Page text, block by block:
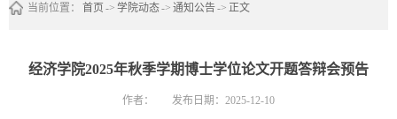
当前位置： 首页 -> 学院动态-> 通知公告-> 正文
经济学院2025年秋季学期博士学位论文开题答辩会预告
作者： 发布日期：2025-12-10